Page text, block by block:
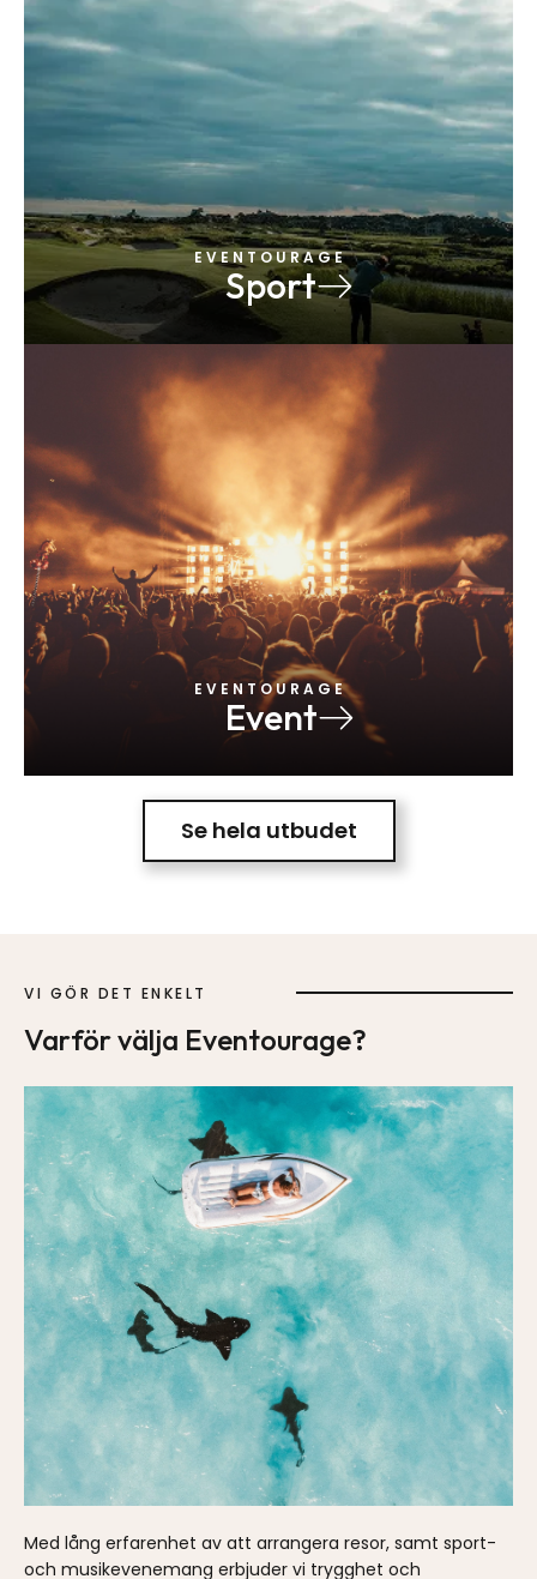
E V E N T O U R A G E
Sport
E V E N T O U R A G E
Event
Se hela utbudet
VI GÖR DET ENKELT
Varför välja Eventourage?
Med lång erfarenhet av att arrangera resor, samt sport-
och musikevenemang erbjuder vi trygghet och